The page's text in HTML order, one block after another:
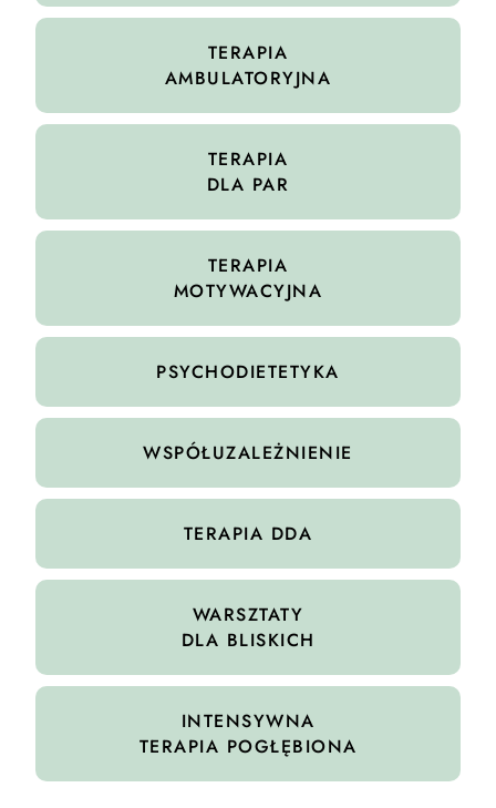
TERAPIA
AMBULATORYJNA
TERAPIA
DLA PAR
TERAPIA
MOTYWACYJNA
PSYCHODIETETYKA
WSPÓŁUZALEŻNIENIE
TERAPIA DDA
WARSZTATY
DLA BLISKICH
INTENSYWNA
TERAPIA POGŁĘBIONA